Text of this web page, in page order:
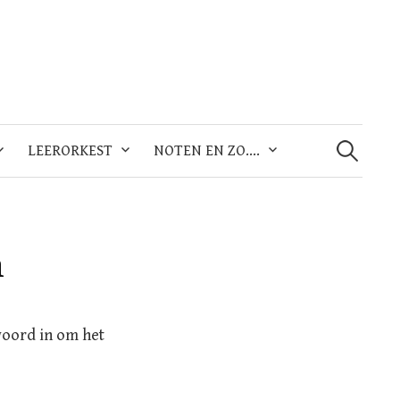
LEERORKEST NOTEN EN ZO….
naar:
in om het